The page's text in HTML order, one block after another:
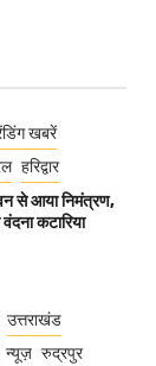
खबरें
हरिद्वार
से आया निमंत्रण,
कटारिया
उत्तराखंड
न्यूज़ रुद्रपुर